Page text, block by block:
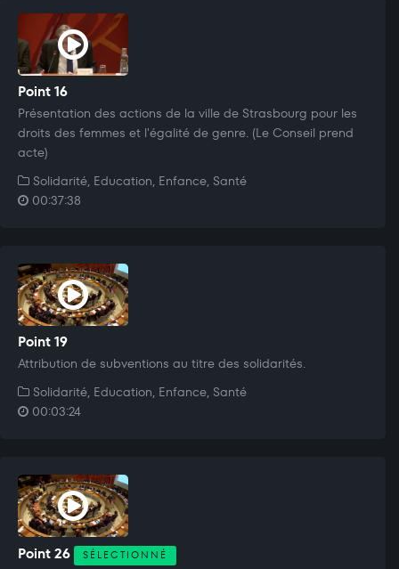
Point 16
Présentation des actions de la ville de Strasbourg pour les
droits des femmes et l'égalité de genre. (Le Conseil prend
acte)
Solidarité, Education, Enfance, Santé
00:37:38
Point 19
Attribution de subventions au titre des solidarités.
Solidarité, Education, Enfance, Santé
00:03:24
Point 26 SÉLECTIONNÉ